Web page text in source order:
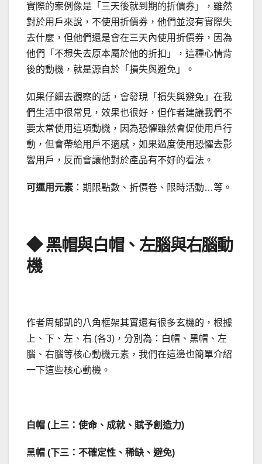
實際的案例像是「三天後就到期的折價券」，雖然
對於用戶來說，不使用折價券，他們並沒有實際失
去什麼，但他們還是會在三天內使用折價券，因為
他們「不想失去原本屬於他的折扣」，這種心情背
後的動機，就是源自於「損失與避免」。
如果仔細去觀察的話，會發現「損失與避免」在我
們生活中很常見，效果也很好，但作者建議我們不
要太常使用這項動機，因為恐懼雖然會促使用戶行
動，但會帶給用戶不適感，如果過度使用恐懼去影
響用戶，反而會讓他對於產品有不好的看法。
可運用元素 ：期限點數、折價卷、限時活動…等。
◆ 黑帽與白帽、左腦與右腦動
機
作者周郁凱的八角框架其實還有很多玄機的，根據
上、下、左、右 (各3)，分別為：白帽、黑帽、左
腦、右腦等核心動機元素，我們在這邊也簡單介紹
一下這些核心動機。
白帽 (上三：使命、成就、賦予創造力)
黑帽 (下三：不確定性、稀缺、避免)